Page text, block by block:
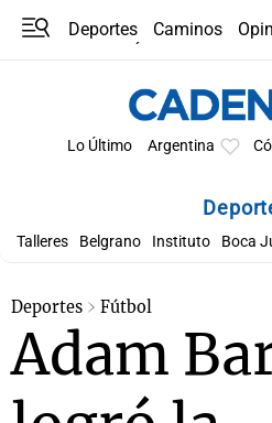
Deportes Caminos
Lo Último Argentina
Talleres Belgrano Instituto Boca
Deportes Fútbol
Adam